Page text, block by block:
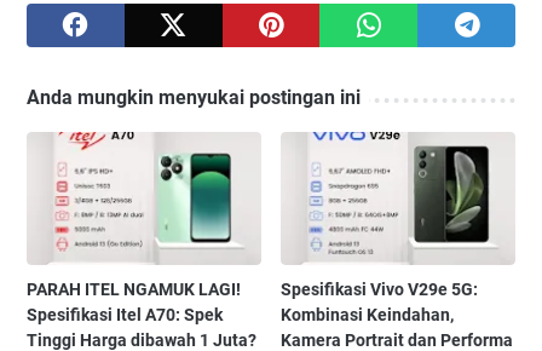
Anda mungkin menyukai postingan ini
PARAH ITEL NGAMUK LAGI!
Spesifikasi Itel A70: Spek
Tinggi Harga dibawah 1 Juta?
Spesifikasi Vivo V29e 5G:
Kombinasi Keindahan,
Kamera Portrait dan Performa